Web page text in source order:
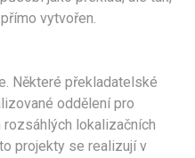
vytvořen.
Některé překladatelské
oddělení pro
lokalizačních
projekty se realizují v